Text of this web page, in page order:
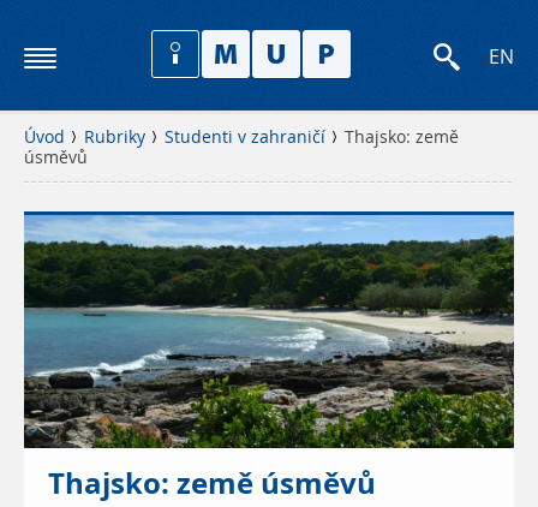
EN
Úvod Rubriky Studenti v zahraničí
Thajsko: země
úsměvů
Thajsko: země úsměvů